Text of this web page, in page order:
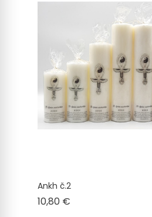
Ankh č.2
10,80 €